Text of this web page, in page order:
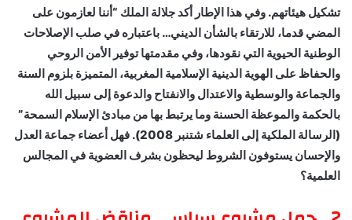
تشكيل هيئاتهم. وفي هذا الإطار أكد جلالة الملك “أننا لعازمون على
المضي قدما، للارتقاء بالشأن الديني… باعتباره في صلب الإصلاحات
الوطنية الحيوية التي نقودها، وفي مقدمتها توفير الأمن الروحي
والحفاظ على الهوية الدينية الإسلامية المغربية، المتميزة بلزوم السنة
والجماعة والوسطية والاعتدال والانفتاح والدعوة إلى سبيل الله
بالحكمة والموعظة الحسنة وما يرتبط بها من مبادئ الإسلام السمحة”
(الرسالة الملكية إلى العلماء شتنبر 2008). فهل أعضاء جماعة العدل
والإحسان يستوفون الشروط ليحظون بشرف العضوية في المجالس
العلمية؟